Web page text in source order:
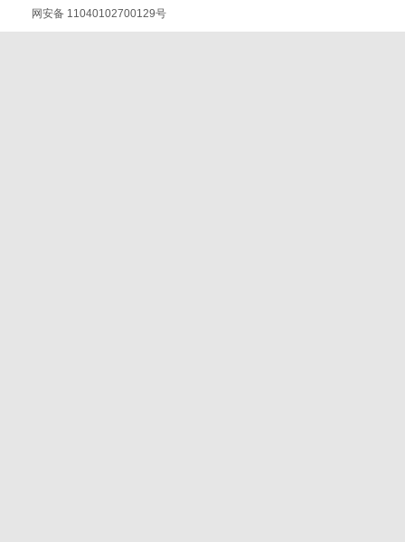
网安备 11040102700129号